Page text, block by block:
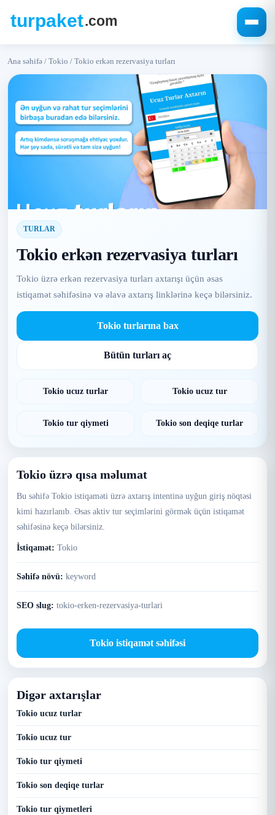
Ana səhifə / Tokio / Tokio erkən rezervasiya turları
TURLAR
Tokio erkən rezervasiya turları
Tokio üzrə erkən rezervasiya turları axtarışı üçün əsas
istiqamət səhifəsinə və əlavə axtarış linklərinə keçə bilərsiniz.
Tokio turlarına bax
Bütün turları aç
Tokio ucuz turlar Tokio ucuz tur
Tokio tur qiymeti Tokio son deqiqe turlar
Tokio üzrə qısa məlumat
Bu səhifə Tokio istiqaməti üzrə axtarış intentinə uyğun giriş nöqtəsi
kimi hazırlanıb. Əsas aktiv tur seçimlərini görmək üçün istiqamət
səhifəsinə keçə bilərsiniz.
İstiqamət: Tokio
Səhifə növü: keyword
SEO slug: tokio-erken-rezervasiya-turlari
Tokio istiqamət səhifəsi
Digər axtarışlar
Tokio ucuz turlar
Tokio ucuz tur
Tokio tur qiymeti
Tokio son deqiqe turlar
Tokio tur qiymetleri